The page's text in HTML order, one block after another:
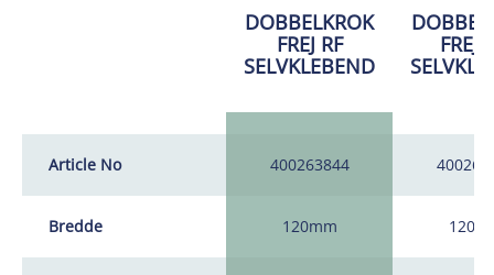
Article No
Bredde
DOBBELKROK
FREJ RF
SELVKLEBEND
400263844
120mm
FREJ